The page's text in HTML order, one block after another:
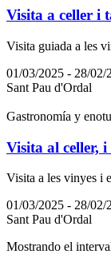
Visita a celler i
Visita guiada a les
01/03/2025 - 28/02/
Sant Pau d'Ordal
Gastronomía y
Visita al celler,
Visita a les vinyes i
01/03/2025 - 28/02/
Sant Pau d'Ordal
Mostrando el